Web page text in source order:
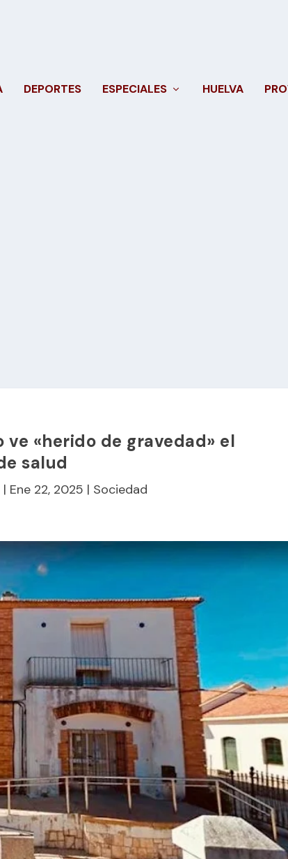
DEPORTES ESPECIALES HUELVA
«herido de gravedad» el
salud
| Ene 22, 2025 | Sociedad